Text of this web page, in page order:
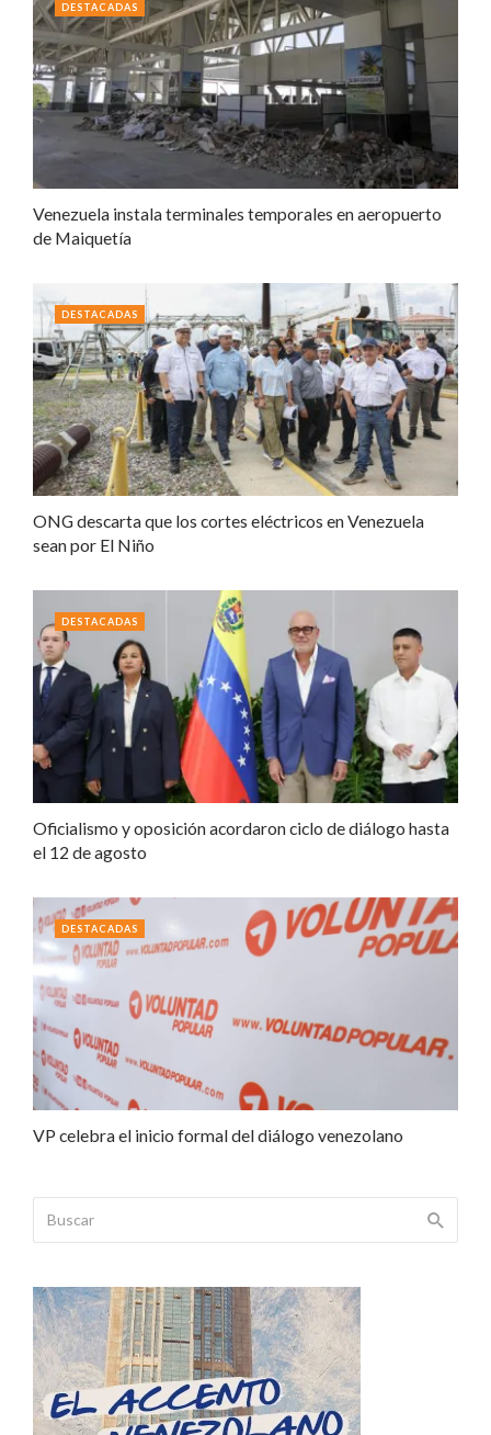
Venezuela instala terminales temporales en aeropuerto
de Maiquetía
DESTACADAS
ONG descarta que los cortes eléctricos en Venezuela
sean por El Niño
DESTACADAS
Oficialismo y oposición acordaron ciclo de diálogo hasta
el 12 de agosto
DESTACADAS
VP celebra el inicio formal del diálogo venezolano
DESTACADAS